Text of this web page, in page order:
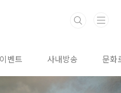
이벤트 사내방송 문화